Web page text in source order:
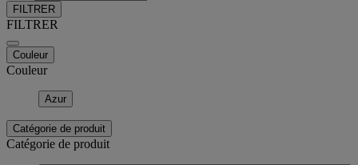
FILTRER
FILTRER
Couleur
Couleur
Azur
Catégorie de produit
Catégorie de produit